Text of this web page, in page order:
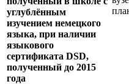
углублённым
изучением немецкого
языка, при наличии
языкового
сертификата DSD,
полученный до 2015
года